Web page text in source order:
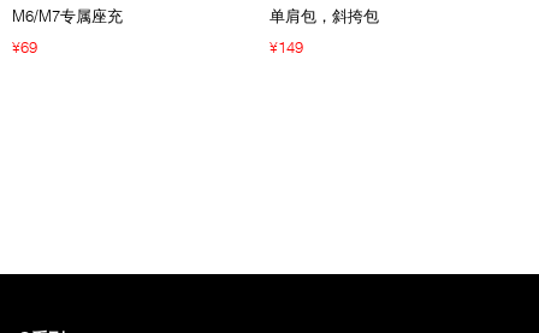
M6/M7专属座充
¥69
单肩包，斜挎包
¥149